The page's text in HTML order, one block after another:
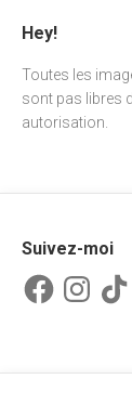
Hey!
Toutes les
sont pas libres
autorisation.
Suivez-moi
FacebookInstagram